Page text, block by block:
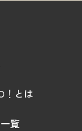
！とは
覧